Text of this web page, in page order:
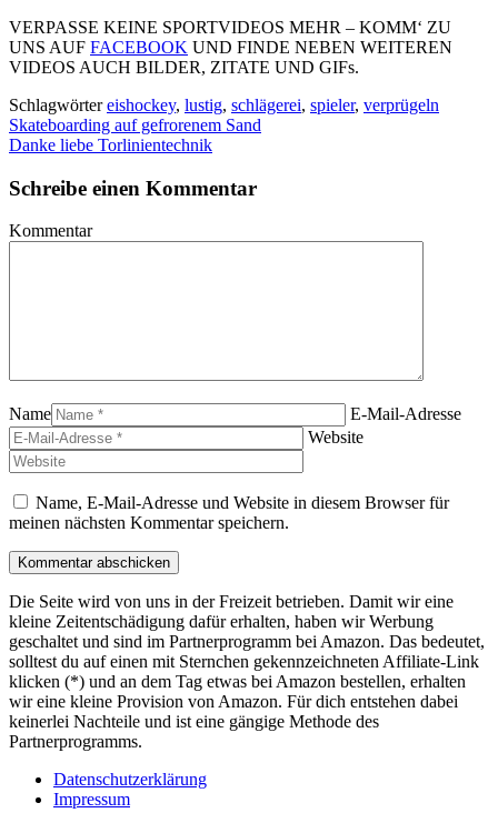
VERPASSE KEINE SPORTVIDEOS MEHR – KOMM‘ ZU
UNS AUF FACEBOOK UND FINDE NEBEN WEITEREN
VIDEOS AUCH BILDER, ZITATE UND GIFs.
Schlagwörtereishockey, lustig, schlägerei, spieler, verprügeln
Skateboarding auf gefrorenem Sand
Danke liebe Torlinientechnik
Schreibe einen Kommentar
Kommentar
Name
E-Mail-Adresse
Website
Name, E-Mail-Adresse und Website in diesem Browser für
meinen nächsten Kommentar speichern.
Die Seite wird von uns in der Freizeit betrieben. Damit wir eine
kleine Zeitentschädigung dafür erhalten, haben wir Werbung
geschaltet und sind im Partnerprogramm bei Amazon. Das bedeutet,
solltest du auf einen mit Sternchen gekennzeichneten Affiliate-Link
klicken (*) und an dem Tag etwas bei Amazon bestellen, erhalten
wir eine kleine Provision von Amazon. Für dich entstehen dabei
keinerlei Nachteile und ist eine gängige Methode des
Partnerprogramms.
Datenschutzerklärung
Impressum